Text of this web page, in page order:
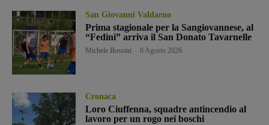
San Giovanni Valdarno
Prima stagionale per la Sangiovannese, al
“Fedini” arriva il San Donato Tavarnelle
Michele Bossini 8 Agosto 2026
Cronaca
Loro Ciuffenna, squadre antincendio al
lavoro per un rogo nei boschi